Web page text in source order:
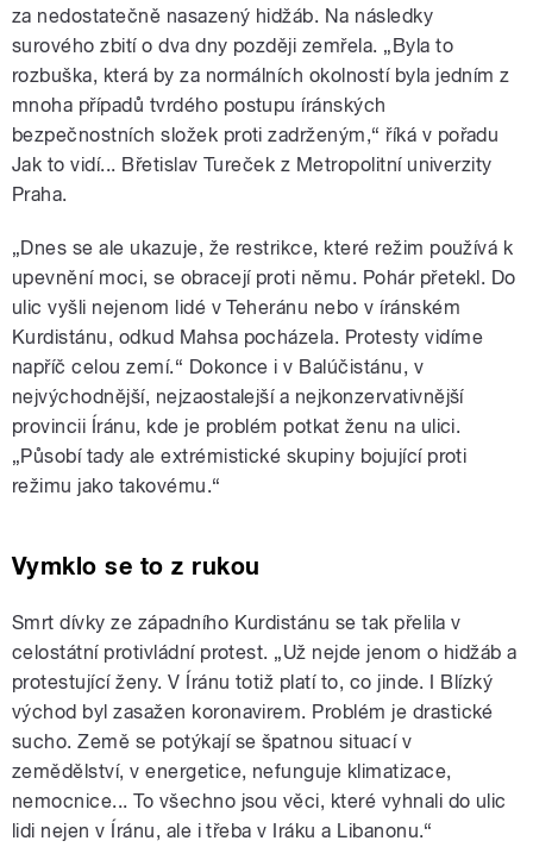
za nedostatečně nasazený hidžáb. Na následky
surového zbití o dva dny později zemřela. „Byla to
rozbuška, která by za normálních okolností byla jedním z
mnoha případů tvrdého postupu íránských
bezpečnostních složek proti zadrženým,“ říká v pořadu
Jak to vidí... Břetislav Tureček z Metropolitní univerzity
Praha.
„Dnes se ale ukazuje, že restrikce, které režim používá k
upevnění moci, se obracejí proti němu. Pohár přetekl. Do
ulic vyšli nejenom lidé v Teheránu nebo v íránském
Kurdistánu, odkud Mahsa pocházela. Protesty vidíme
napříč celou zemí.“ Dokonce i v Balúčistánu, v
nejvýchodnější, nejzaostalejší a nejkonzervativnější
provincii Íránu, kde je problém potkat ženu na ulici.
„Působí tady ale extrémistické skupiny bojující proti
režimu jako takovému.“
Vymklo se to z rukou
Smrt dívky ze západního Kurdistánu se tak přelila v
celostátní protivládní protest. „Už nejde jenom o hidžáb a
protestující ženy. V Íránu totiž platí to, co jinde. I Blízký
východ byl zasažen koronavirem. Problém je drastické
sucho. Země se potýkají se špatnou situací v
zemědělství, v energetice, nefunguje klimatizace,
nemocnice... To všechno jsou věci, které vyhnali do ulic
lidi nejen v Íránu, ale i třeba v Iráku a Libanonu.“